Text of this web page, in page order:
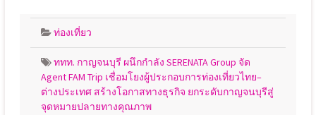
ท่องเที่ยว
ททท. กาญจนบุรี ผนึกกำลัง SERENATA Group จัด
Agent FAM Trip เชื่อมโยงผู้ประกอบการท่องเที่ยวไทย–
ต่างประเทศ สร้างโอกาสทางธุรกิจ ยกระดับกาญจนบุรีสู่
จุดหมายปลายทางคุณภาพ